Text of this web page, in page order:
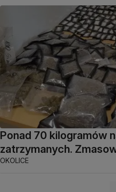
Ponad 70 kilogramów
zatrzymanych.
OKOLICE